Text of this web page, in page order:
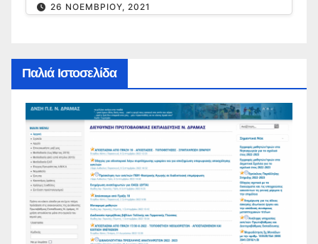
26 ΝΟΕΜΒΡΊΟΥ, 2021
Παλιά Ιστοσελίδα